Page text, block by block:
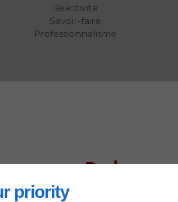
priority
Réactivité
Savoir-faire
Professionnalisme
De